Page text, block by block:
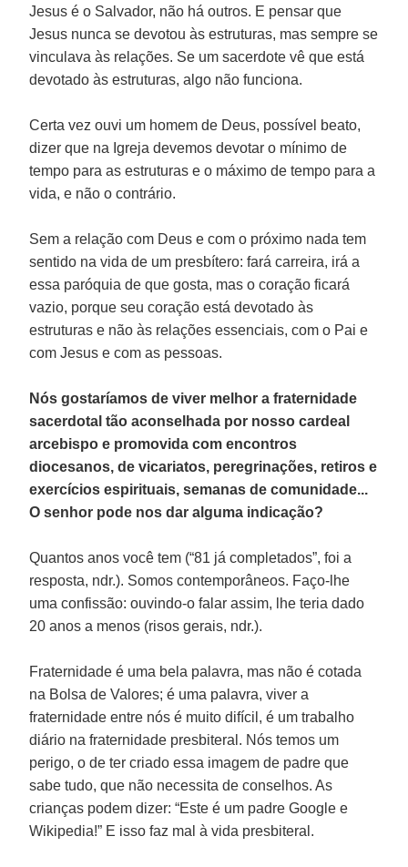
Jesus é o Salvador, não há outros. E pensar que
Jesus nunca se devotou às estruturas, mas sempre se
vinculava às relações. Se um sacerdote vê que está
devotado às estruturas, algo não funciona.
Certa vez ouvi um homem de Deus, possível beato,
dizer que na Igreja devemos devotar o mínimo de
tempo para as estruturas e o máximo de tempo para a
vida, e não o contrário.
Sem a relação com Deus e com o próximo nada tem
sentido na vida de um presbítero: fará carreira, irá a
essa paróquia de que gosta, mas o coração ficará
vazio, porque seu coração está devotado às
estruturas e não às relações essenciais, com o Pai e
com Jesus e com as pessoas.
Nós gostaríamos de viver melhor a fraternidade
sacerdotal tão aconselhada por nosso cardeal
arcebispo e promovida com encontros
diocesanos, de vicariatos, peregrinações, retiros e
exercícios espirituais, semanas de comunidade...
O senhor pode nos dar alguma indicação?
Quantos anos você tem (“81 já completados”, foi a
resposta, ndr.). Somos contemporâneos. Faço-lhe
uma confissão: ouvindo-o falar assim, lhe teria dado
20 anos a menos (risos gerais, ndr.).
Fraternidade é uma bela palavra, mas não é cotada
na Bolsa de Valores; é uma palavra, viver a
fraternidade entre nós é muito difícil, é um trabalho
diário na fraternidade presbiteral. Nós temos um
perigo, o de ter criado essa imagem de padre que
sabe tudo, que não necessita de conselhos. As
crianças podem dizer: “Este é um padre Google e
Wikipedia!” E isso faz mal à vida presbiteral.